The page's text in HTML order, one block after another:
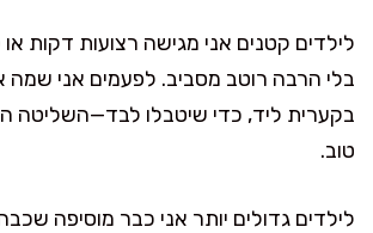
לילדים קטנים אני מגישה רצועות דקות או
בלי הרבה רוטב מסביב. לפעמים אני שמה
בקערית ליד, כדי שיטבלו לבד—השליטה
טוב.
לילדים גדולים יותר אני כבר מוסיפה